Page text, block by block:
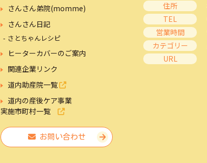
さんさん弟院(momme)
さんさん日記
さとちゃんレシピ
ヒーターカバーのご案内
関連企業リンク
道内助産院一覧
道内の産後ケア事業
実施市町村一覧
お問い合わせ
住所
TEL
営業時間
カテゴリー
URL